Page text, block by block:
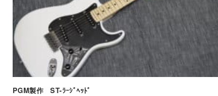
PGM製作 ST-ﾗｰｼﾞﾍｯﾄﾞ